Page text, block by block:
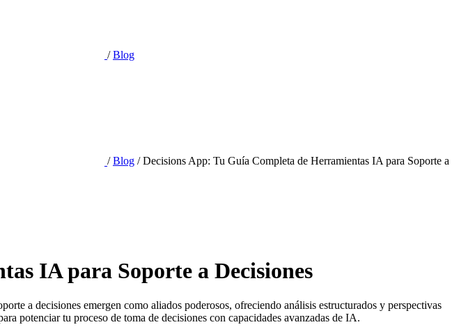
/ Blog
/ Blog / Decisions App: Tu Guía Completa de Herramientas IA para Soporte a
IA para Soporte a Decisiones
a decisiones emergen como aliados poderosos, ofreciendo análisis estructurados y perspectivas
potenciar tu proceso de toma de decisiones con capacidades avanzadas de IA.